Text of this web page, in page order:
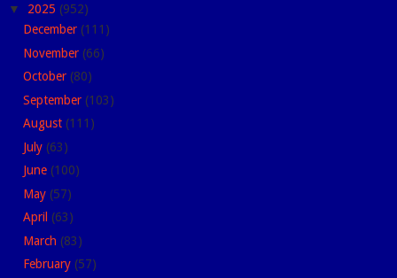
▼ 2025 (952)
December (111)
November (66)
October (80)
September (103)
August (111)
July (63)
June (100)
May (57)
April (63)
March (83)
February (57)